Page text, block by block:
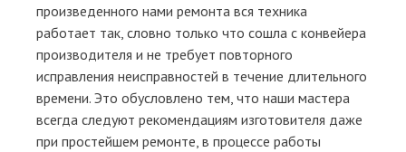
произведенного нами ремонта вся техника
работает так, словно только что сошла с конвейера
производителя и не требует повторного
исправления неисправностей в течение длительного
времени. Это обусловлено тем, что наши мастера
всегда следуют рекомендациям изготовителя даже
при простейшем ремонте, в процессе работы